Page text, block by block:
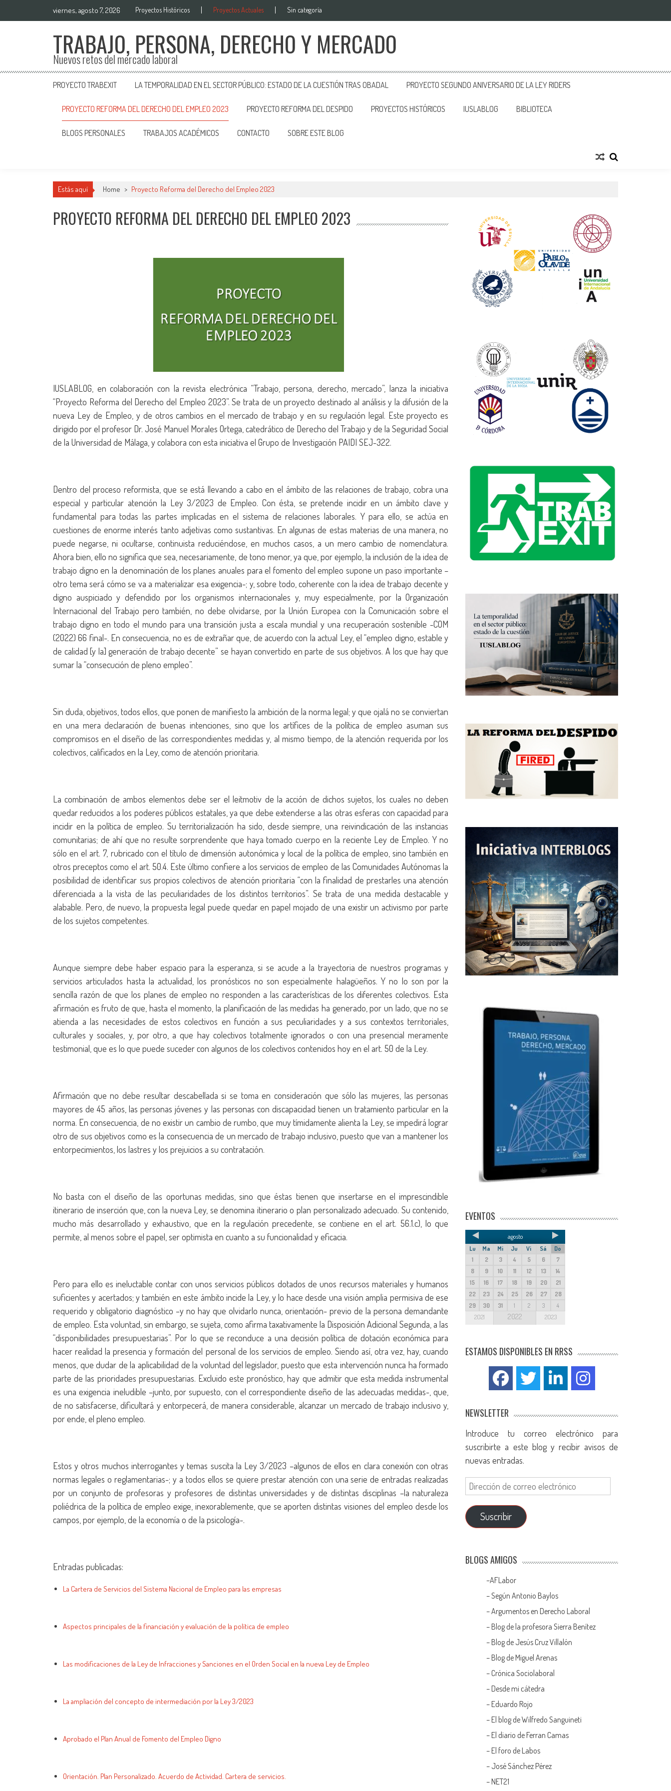
viernes, agosto 7, 2026 Proyectos Históricos Proyectos Actuales Sin categoría
TRABAJO, PERSONA, DERECHO Y MERCADO
Nuevos retos del mercado laboral
PROYECTO TRABEXIT LA TEMPORALIDAD EN EL SECTOR PÚBLICO: ESTADO DE LA CUESTIÓN TRAS OBADAL PROYECTO SEGUNDO ANIVERSARIO DE LA LEY RIDERS
PROYECTO REFORMA DEL DERECHO DEL EMPLEO 2023 PROYECTO REFORMA DEL DESPIDO PROYECTOS HISTÓRICOS IUSLABLOG BIBLIOTECA
BLOGS PERSONALES TRABAJOS ACADÉMICOS CONTACTO SOBRE ESTE BLOG
Estás aquí Home > Proyecto Reforma del Derecho del Empleo 2023
PROYECTO REFORMA DEL DERECHO DEL EMPLEO 2023
IUSLABLOG, en colaboración con la revista electrónica “Trabajo, persona, derecho, mercado”, lanza la iniciativa
“Proyecto Reforma del Derecho del Empleo 2023”. Se trata de un proyecto destinado al análisis y la difusión de la
nueva Ley de Empleo, y de otros cambios en el mercado de trabajo y en su regulación legal. Este proyecto es
dirigido por el profesor Dr. José Manuel Morales Ortega, catedrático de Derecho del Trabajo y de la Seguridad Social
de la Universidad de Málaga, y colabora con esta iniciativa el Grupo de Investigación PAIDI SEJ-322.
Dentro del proceso reformista, que se está llevando a cabo en el ámbito de las relaciones de trabajo, cobra una
especial y particular atención la Ley 3/2023 de Empleo. Con ésta, se pretende incidir en un ámbito clave y
fundamental para todas las partes implicadas en el sistema de relaciones laborales. Y para ello, se actúa en
cuestiones de enorme interés tanto adjetivas como sustantivas. En algunas de estas materias de una manera, no
puede negarse, ni ocultarse, continuista reduciéndose, en muchos casos, a un mero cambio de nomenclatura.
Ahora bien, ello no significa que sea, necesariamente, de tono menor, ya que, por ejemplo, la inclusión de la idea de
trabajo digno en la denominación de los planes anuales para el fomento del empleo supone un paso importante –
otro tema será cómo se va a materializar esa exigencia-; y, sobre todo, coherente con la idea de trabajo decente y
digno auspiciado y defendido por los organismos internacionales y, muy especialmente, por la Organización
Internacional del Trabajo pero también, no debe olvidarse, por la Unión Europea con la Comunicación sobre el
trabajo digno en todo el mundo para una transición justa a escala mundial y una recuperación sostenible -COM
(2022) 66 final-. En consecuencia, no es de extrañar que, de acuerdo con la actual Ley, el “empleo digno, estable y
de calidad [y la] generación de trabajo decente” se hayan convertido en parte de sus objetivos. A los que hay que
sumar la “consecución de pleno empleo”.
Sin duda, objetivos, todos ellos, que ponen de manifiesto la ambición de la norma legal; y que ojalá no se conviertan
en una mera declaración de buenas intenciones, sino que los artífices de la política de empleo asuman sus
compromisos en el diseño de las correspondientes medidas y, al mismo tiempo, de la atención requerida por los
colectivos, calificados en la Ley, como de atención prioritaria.
La combinación de ambos elementos debe ser el leitmotiv de la acción de dichos sujetos, los cuales no deben
quedar reducidos a los poderes públicos estatales, ya que debe extenderse a las otras esferas con capacidad para
incidir en la política de empleo. Su territorialización ha sido, desde siempre, una reivindicación de las instancias
comunitarias; de ahí que no resulte sorprendente que haya tomado cuerpo en la reciente Ley de Empleo. Y no
sólo en el art. 7, rubricado con el título de dimensión autonómica y local de la política de empleo, sino también en
otros preceptos como el art. 50.4. Este último confiere a los servicios de empleo de las Comunidades Autónomas la
posibilidad de identificar sus propios colectivos de atención prioritaria “con la finalidad de prestarles una atención
diferenciada a la vista de las peculiaridades de los distintos territorios”. Se trata de una medida destacable y
alabable. Pero, de nuevo, la propuesta legal puede quedar en papel mojado de una existir un activismo por parte
de los sujetos competentes.
Aunque siempre debe haber espacio para la esperanza, si se acude a la trayectoria de nuestros programas y
servicios articulados hasta la actualidad, los pronósticos no son especialmente halagüeños. Y no lo son por la
sencilla razón de que los planes de empleo no responden a las características de los diferentes colectivos. Esta
afirmación es fruto de que, hasta el momento, la planificación de las medidas ha generado, por un lado, que no se
atienda a las necesidades de estos colectivos en función a sus peculiaridades y a sus contextos territoriales,
culturales y sociales, y, por otro, a que hay colectivos totalmente ignorados o con una presencial meramente
testimonial, que es lo que puede suceder con algunos de los colectivos contenidos hoy en el art. 50 de la Ley.
Afirmación que no debe resultar descabellada si se toma en consideración que sólo las mujeres, las personas
mayores de 45 años, las personas jóvenes y las personas con discapacidad tienen un tratamiento particular en la
norma. En consecuencia, de no existir un cambio de rumbo, que muy tímidamente alienta la Ley, se impedirá lograr
otro de sus objetivos como es la consecuencia de un mercado de trabajo inclusivo, puesto que van a mantener los
entorpecimientos, los lastres y los prejuicios a su contratación.
No basta con el diseño de las oportunas medidas, sino que éstas tienen que insertarse en el imprescindible
itinerario de inserción que, con la nueva Ley, se denomina itinerario o plan personalizado adecuado. Su contenido,
mucho más desarrollado y exhaustivo, que en la regulación precedente, se contiene en el art. 56.1.c), lo que
permite, al menos sobre el papel, ser optimista en cuanto a su funcionalidad y eficacia.
Pero para ello es ineluctable contar con unos servicios públicos dotados de unos recursos materiales y humanos
suficientes y acertados; y también en este ámbito incide la Ley, y lo hace desde una visión amplia permisiva de ese
requerido y obligatorio diagnóstico –y no hay que olvidarlo nunca, orientación- previo de la persona demandante
de empleo. Esta voluntad, sin embargo, se sujeta, como afirma taxativamente la Disposición Adicional Segunda, a las
“disponibilidades presupuestarias”. Por lo que se reconduce a una decisión política de dotación económica para
hacer realidad la presencia y formación del personal de los servicios de empleo. Siendo así, otra vez, hay, cuando
menos, que dudar de la aplicabilidad de la voluntad del legislador, puesto que esta intervención nunca ha formado
parte de las prioridades presupuestarias. Excluido este pronóstico, hay que admitir que esta medida instrumental
es una exigencia ineludible –junto, por supuesto, con el correspondiente diseño de las adecuadas medidas-, que,
de no satisfacerse, dificultará y entorpecerá, de manera considerable, alcanzar un mercado de trabajo inclusivo y,
por ende, el pleno empleo.
Estos y otros muchos interrogantes y temas suscita la Ley 3/2023 –algunos de ellos en clara conexión con otras
normas legales o reglamentarias-; y a todos ellos se quiere prestar atención con una serie de entradas realizadas
por un conjunto de profesoras y profesores de distintas universidades y de distintas disciplinas –la naturaleza
poliédrica de la política de empleo exige, inexorablemente, que se aporten distintas visiones del empleo desde los
campos, por ejemplo, de la economía o de la psicología-.
Entradas publicadas:
La Cartera de Servicios del Sistema Nacional de Empleo para las empresas
Aspectos principales de la financiación y evaluación de la política de empleo
Las modificaciones de la Ley de Infracciones y Sanciones en el Orden Social en la nueva Ley de Empleo
La ampliación del concepto de intermediación por la Ley 3/2023
Aprobado el Plan Anual de Fomento del Empleo Digno
Orientación. Plan Personalizado. Acuerdo de Actividad. Cartera de servicios.
EVENTOS
agosto
Lu Ma Mi Ju Vi Sá
Do
1
2 3 4 5 6
7
8
9 10 11 12 13
14
15
16 17 18 19 20
21
22
23 24 25 26 27
28
29
30 31 1 2 3 4
2021 2022 2023
ESTAMOS DISPONIBLES EN RRSS
NEWSLETTER
Introduce tu correo electrónico para
suscribirte a este blog y recibir avisos de
nuevas entradas.
Suscribir
BLOGS AMIGOS
–AFLabor
– Según Antonio Baylos
–Argumentos en Derecho Laboral
– Blog de la profesora Sierra Benítez
– Blog de Jesús Cruz Villalón
– Blog de Miguel Arenas
– Crónica Sociolaboral
– Desde mi cátedra
– Eduardo Rojo
– El blog de Wilfredo Sanguineti
– El diario de Ferran Camas
– El foro de Labos
– José Sánchez Pérez
– NET21